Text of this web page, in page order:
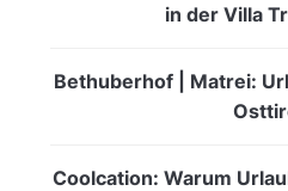
in der Villa
Bethuberhof | Matrei:
Coolcation: Warum